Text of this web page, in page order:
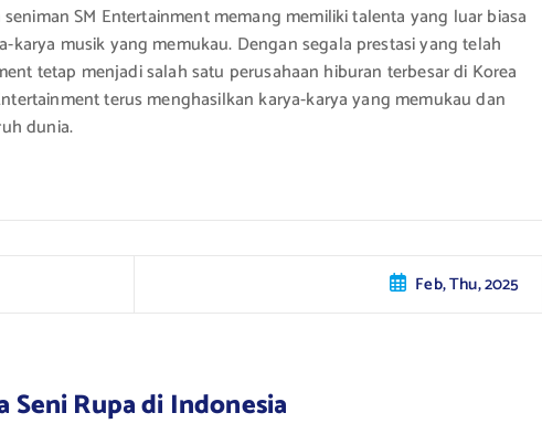
SM Entertainment memang memiliki talenta yang luar biasa
musik yang memukau. Dengan segala prestasi yang telah
tetap menjadi salah satu perusahaan hiburan terbesar di Korea
terus menghasilkan karya-karya yang memukau dan
dunia.
Feb, Thu, 2025
Rupa di Indonesia